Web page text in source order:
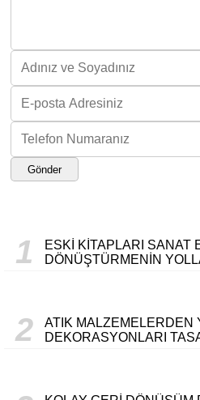
Gönder
1
ESKI KITAPLARI SANAT
DÖNÜŞTÜRMENIN
2
ATIK MALZEMELERDEN
DEKORASYONLARI